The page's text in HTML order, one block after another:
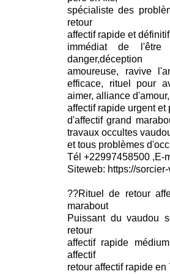
spécialiste des
retour
affectif rapide et
immédiat de l'être
danger,déception
amoureuse, ravive
efficace, rituel pour
aimer, alliance
affectif rapide urgent et
d'affectif grand
travaux occultes
et tous problèmes
Tél +22997458500 ,E-
Siteweb: https://
??Rituel de retour
marabout
Puissant du vaudou
retour
affectif rapide
affectif
retour affectif rapide